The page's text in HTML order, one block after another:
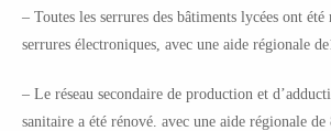
– Toutes les serrures des bâtiments lycées ont été
serrures électroniques, avec une aide régionale
– Le réseau secondaire de production et
sanitaire a été rénové. avec une aide régionale